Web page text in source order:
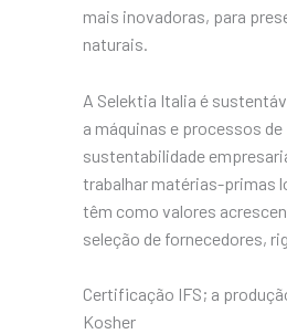
mais inovadoras, para
naturais.
A Selektia Italia é
​​a máquinas e processos
sustentabilidade
trabalhar matérias-primas
têm como valores
seleção de fornecedores,
Certificação IFS; a
Kosher